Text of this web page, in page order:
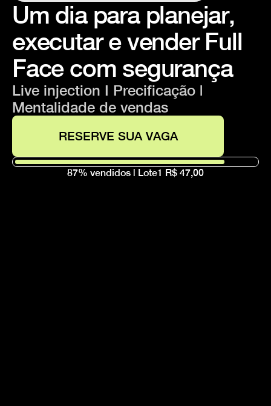
Um dia para planejar,
executar e vender Full
Face com segurança
Live injection I Precificação |
Mentalidade de vendas
RESERVE SUA VAGA
87% vendidos | Lote1 R$ 47,00